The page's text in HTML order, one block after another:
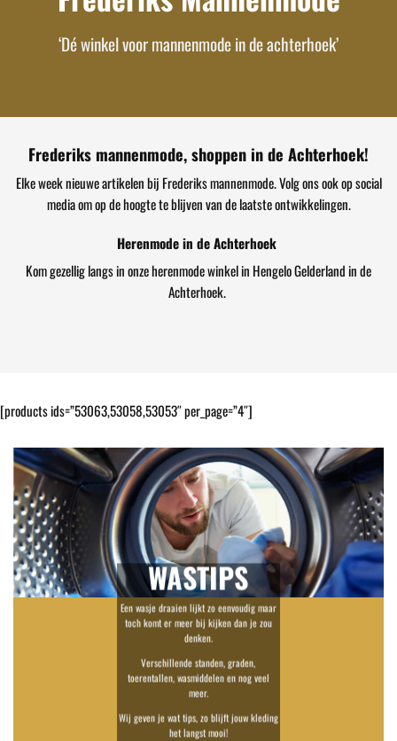
‘Dé winkel voor mannenmode in de achterhoek’
Frederiks mannenmode, shoppen in de Achterhoek!
Elke week nieuwe artikelen bij Frederiks mannenmode. Volg ons ook op social
media om op de hoogte te blijven van de laatste ontwikkelingen.
Herenmode in de Achterhoek
Kom gezellig langs in onze herenmode winkel in Hengelo Gelderland in de
Achterhoek.
[products ids=”53063,53058,53053″ per_page=”4″]
WASTIPS
Een wasje draaien lijkt zo eenvoudig maar
toch komt er meer bij kijken dan je zou
denken.
Verschillende standen, graden,
toerentallen, wasmiddelen en nog veel
meer.
Wij geven je wat tips, zo blijft jouw kleding
het langst mooi!